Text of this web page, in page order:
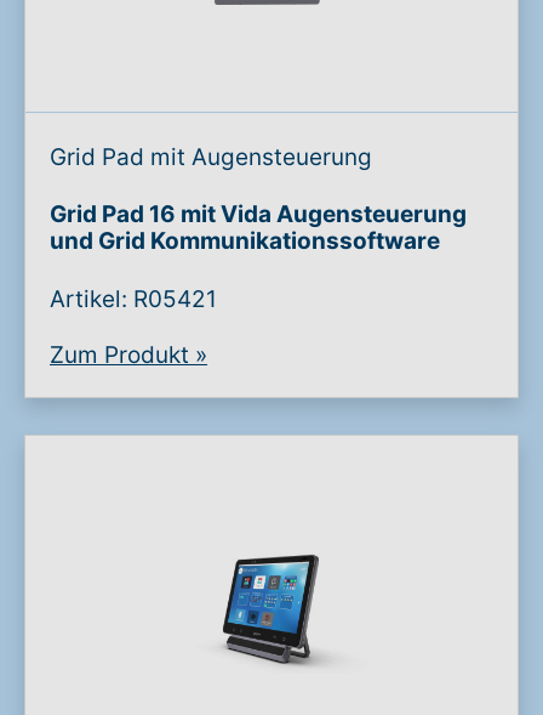
Grid Pad mit Augensteuerung
Grid Pad 16 mit Vida Augensteuerung
und Grid Kommunikationssoftware
Artikel: R05421
Zum Produkt »